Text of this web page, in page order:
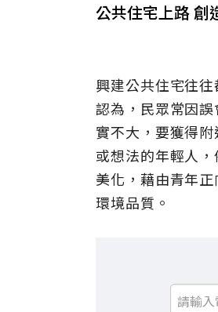
公共住宅上路 創
興建公共住宅往
認為，民眾常因
實不大，要獲得
或想法的年輕人
美化，藉由青年
環境品質。